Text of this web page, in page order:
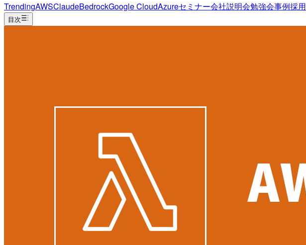
TrendingAWSClaudeBedrockGoogle CloudAzureセミナー会社説明会勉強会事例採用
目次